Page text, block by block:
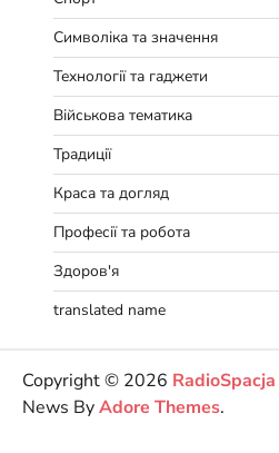
Символіка та значення
Технології та гаджети
Військова тематика
Традиції
Краса та догляд
Професії та робота
Здоров'я
translated name
Copyright © 2026 RadioSpacja
News ByAdore Themes.